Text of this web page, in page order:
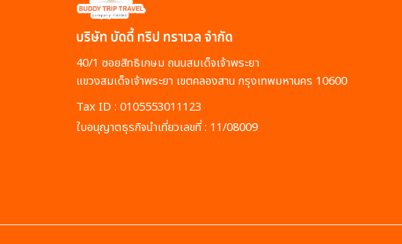
บริษัท บัดดี้ ทริป ทราเวล จำกัด
40/1 ซอยสิทธิเกษม ถนนสมเด็จเจ้าพระยา
แขวงสมเด็จเจ้าพระยา เขตคลองสาน กรุงเทพมหานคร 10600
Tax ID : 0105553011123
ใบอนุญาตธุรกิจนำเที่ยวเลขที่ : 11/08009